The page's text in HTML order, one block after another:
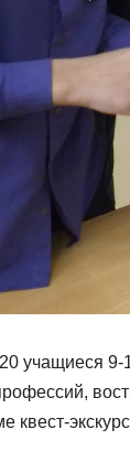
учащиеся 9-
квест-